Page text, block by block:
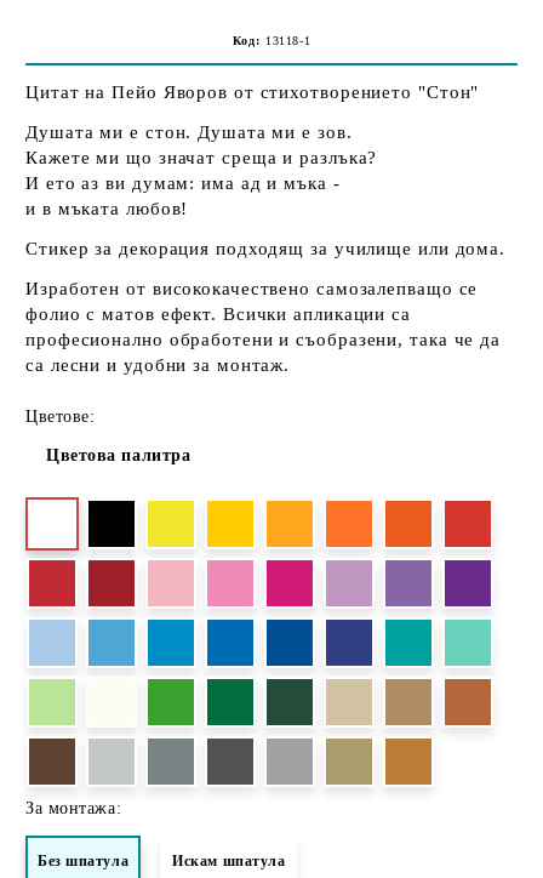
Код: 13118-1
Цитат на Пейо Яворов от стихотворението "Стон"
Душата ми е стон. Душата ми е зов.
Кажете ми що значат среща и разлъка?
И ето аз ви думам: има ад и мъка -
и в мъката любов!
Стикер за декорация подходящ за училище или дома.
Изработен от висококачествено самозалепващо се
фолио с матов ефект. Всички апликации са
професионално обработени и съобразени, така че да
са лесни и удобни за монтаж.
Цветове:
Цветова палитра
За монтажа:
Без шпатула Искам шпатула